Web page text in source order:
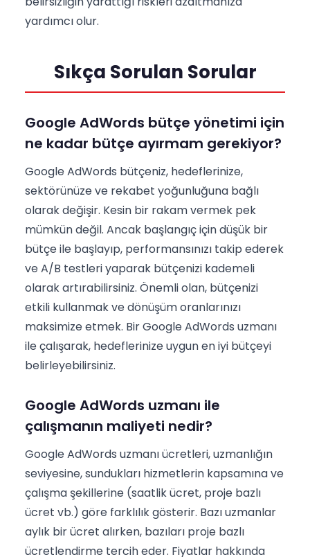
yardımcı olur.
Sıkça Sorulan Sorular
Google AdWords bütçe yönetimi için
ne kadar bütçe ayırmam gerekiyor?
Google AdWords bütçeniz, hedeflerinize,
sektörünüze ve rekabet yoğunluğuna bağlı
olarak değişir. Kesin bir rakam vermek pek
mümkün değil. Ancak başlangıç için düşük bir
bütçe ile başlayıp, performansınızı takip ederek
ve A/B testleri yaparak bütçenizi kademeli
olarak artırabilirsiniz. Önemli olan, bütçenizi
etkili kullanmak ve dönüşüm oranlarınızı
maksimize etmek. Bir Google AdWords uzmanı
ile çalışarak, hedeflerinize uygun en iyi bütçeyi
belirleyebilirsiniz.
Google AdWords uzmanı ile
çalışmanın maliyeti nedir?
Google AdWords uzmanı ücretleri, uzmanlığın
seviyesine, sundukları hizmetlerin kapsamına ve
çalışma şekillerine (saatlik ücret, proje bazlı
ücret vb.) göre farklılık gösterir. Bazı uzmanlar
aylık bir ücret alırken, bazıları proje bazlı
ücretlendirme tercih eder. Fiyatlar hakkında